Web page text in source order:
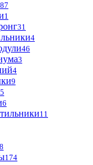
87
1
31
4
46
3
4
9
6
11
174